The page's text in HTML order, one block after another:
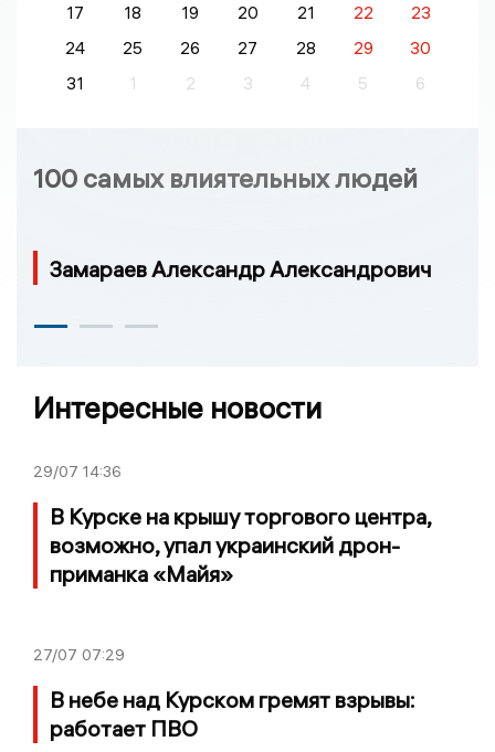
17
18 19 20 21 22
23
24
25 26 27 28 29
30
31
1 2 3 4 5 6
100 самых влиятельных людей
Замараев Александр Александрович
Интересные новости
29/07 14:36
В Курске на крышу торгового центра,
возможно, упал украинский дрон-
приманка «Майя»
27/07 07:29
В небе над Курском гремят взрывы:
работает ПВО